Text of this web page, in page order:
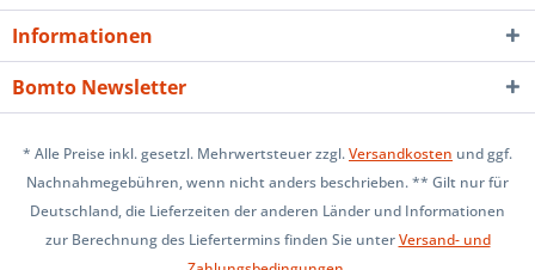
Informationen
Bomto Newsletter
* Alle Preise inkl. gesetzl. Mehrwertsteuer zzgl.Versandkosten und ggf.
Nachnahmegebühren, wenn nicht anders beschrieben. ** Gilt nur für
Deutschland, die Lieferzeiten der anderen Länder und Informationen
zur Berechnung des Liefertermins finden Sie unterVersand- und